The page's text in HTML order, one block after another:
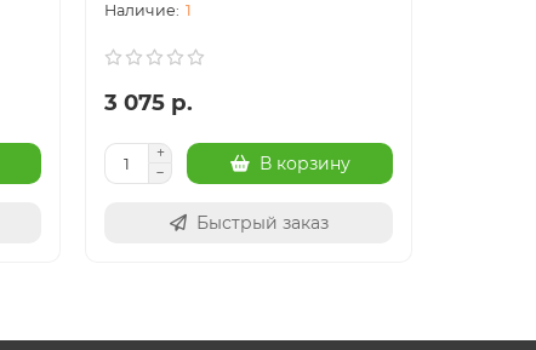
1
3 075 р.
В корзину
Быстрый заказ